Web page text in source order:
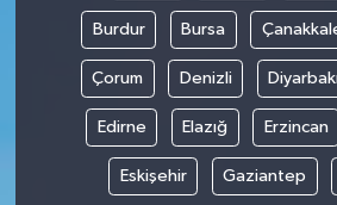
Burdur Bursa
Çorum Denizli
Edirne Elazığ Erzincan
Eskişehir Gaziantep